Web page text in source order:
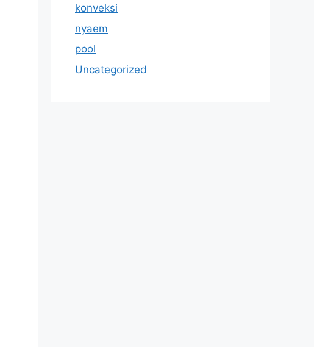
konveksi
nyaem
pool
Uncategorized